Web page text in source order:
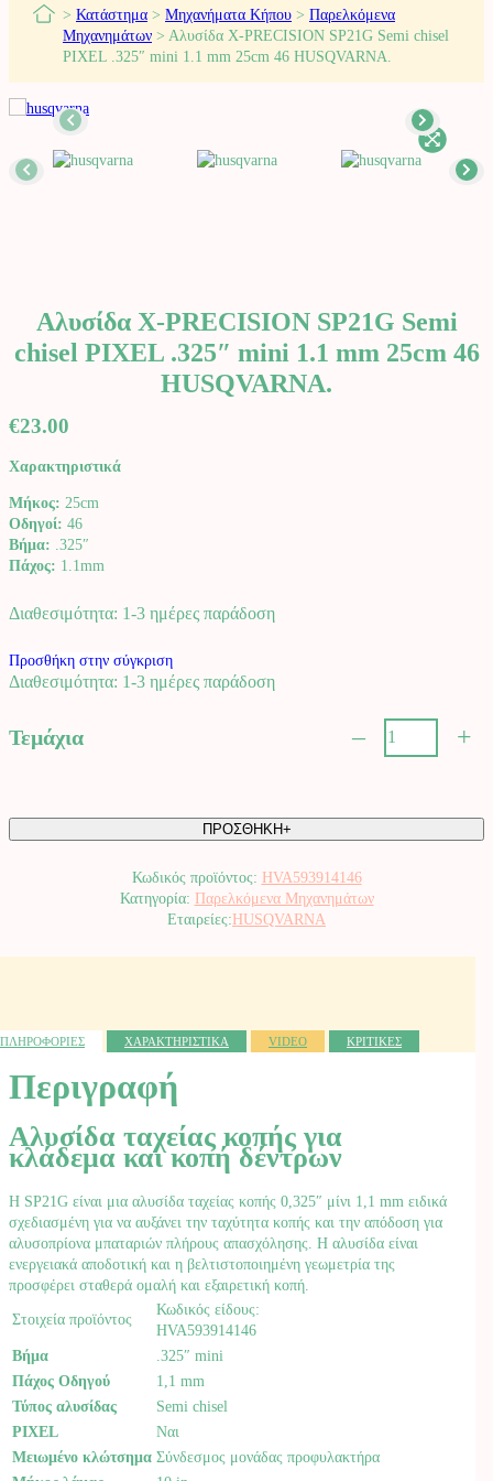
> Κατάστημα > Μηχανήματα Κήπου > Παρελκόμενα
Μηχανημάτων > Αλυσίδα X-PRECISION SP21G Semi chisel
PIXEL .325″ mini 1.1 mm 25cm 46 HUSQVARNA.
Αλυσίδα X-PRECISION SP21G Semi
chisel PIXEL .325″ mini 1.1 mm 25cm 46
HUSQVARNA.
€23.00
Χαρακτηριστικά
Μήκος: 25cm
Οδηγοί: 46
Βήμα: .325″
Πάχος: 1.1mm
Διαθεσιμότητα: 1-3 ημέρες παράδοση
Προσθήκη στην σύγκριση
Διαθεσιμότητα: 1-3 ημέρες παράδοση
Τεμάχια –
Αλυσίδα
mm
ποσότητα
+
ΠΡΟΣΘΗΚΗ+
Κωδικός προϊόντος: HVA593914146
Κατηγορία: Παρελκόμενα Μηχανημάτων
HUSQVARNA
ΠΛΗΡΟΦΟΡΙΕΣ ΧΑΡΑΚΤΗΡΙΣΤΙΚΑ VIDEO ΚΡΙΤΙΚΕΣ
Περιγραφή
Αλυσίδα ταχείας κοπής για
κλάδεμα και κοπή δέντρων
Η SP21G είναι μια αλυσίδα ταχείας κοπής 0,325″ μίνι 1,1 mm ειδικά
σχεδιασμένη για να αυξάνει την ταχύτητα κοπής και την απόδοση για
αλυσοπρίονα μπαταριών πλήρους απασχόλησης. Η αλυσίδα είναι
ενεργειακά αποδοτική και η βελτιστοποιημένη γεωμετρία της
προσφέρει σταθερά ομαλή και εξαιρετική κοπή.
Στοιχεία προϊόντος
Κωδικός είδους:
HVA593914146
Βήμα
.325″ mini
Πάχος Οδηγού
1,1 mm
Τύπος αλυσίδας
Semi chisel
PIXEL
Ναι
Μειωμένο κλώτσημα Σύνδεσμος μονάδας προφυλακτήρα